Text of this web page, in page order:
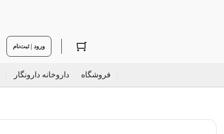
ورود | ثبت‌نام
داروخانه دارونگار فروشگاه